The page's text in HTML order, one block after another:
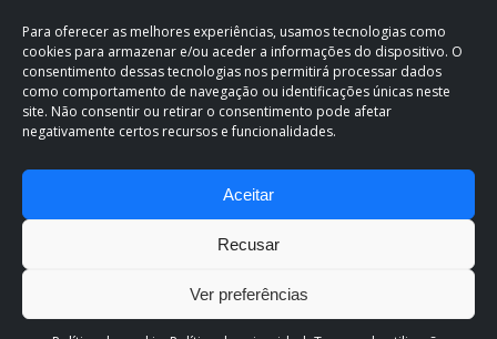
Para oferecer as melhores experiências, usamos tecnologias como
cookies para armazenar e/ou aceder a informações do dispositivo. O
consentimento dessas tecnologias nos permitirá processar dados
como comportamento de navegação ou identificações únicas neste
site. Não consentir ou retirar o consentimento pode afetar
negativamente certos recursos e funcionalidades.
Aceitar
Recusar
Ver preferências